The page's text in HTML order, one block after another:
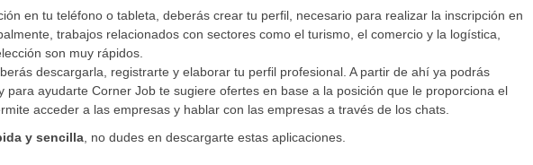
en tu teléfono o tableta, deberás crear tu perfil, necesario para realizar la inscripción en
trabajos relacionados con sectores como el turismo, el comercio y la logística,
son muy rápidos.
descargarla, registrarte y elaborar tu perfil profesional. A partir de ahí ya podrás
para ayudarte Corner Job te sugiere ofertes en base a la posición que le proporciona el
acceder a las empresas y hablar con las empresas a través de los chats.
y sencilla, no dudes en descargarte estas aplicaciones.